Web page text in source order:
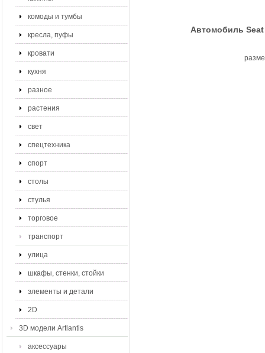
комоды и тумбы
кресла, пуфы
кровати
кухня
разное
растения
свет
спецтехника
спорт
столы
стулья
торговое
транспорт
улица
шкафы, стенки, стойки
элементы и детали
2D
3D модели Artlantis
аксессуары
Автомобиль